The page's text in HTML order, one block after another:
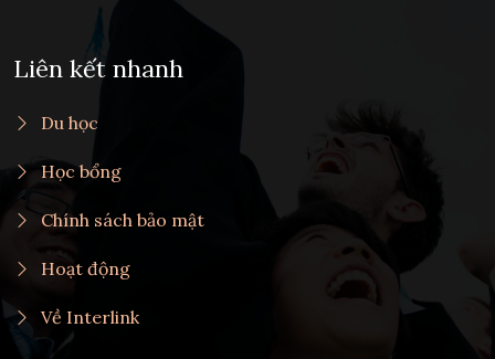
Liên kết nhanh
Du học
Học bổng
Chính sách bảo mật
Hoạt động
Về Interlink